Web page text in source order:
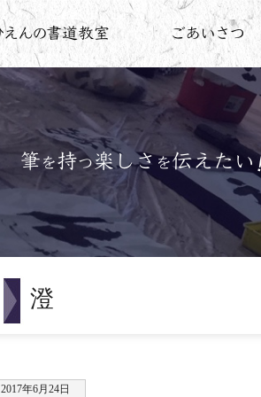
澄
2017年6月24日